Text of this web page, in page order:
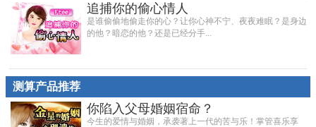
追捕你的偷心情人
是谁偷偷地偷走你的心？让你心神不宁、夜夜难眠？是身边
的他？暗恋的他？还是已经分手...
测算产品推荐
你陷入父母婚姻宿命？
今生的爱情与婚姻，承袭著上一代的苦与乐！掌管喜乐享